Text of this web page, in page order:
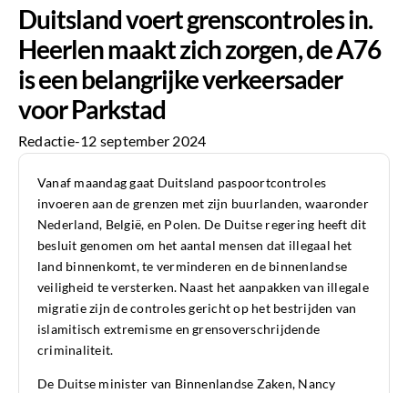
Duitsland voert grenscontroles in.
Heerlen maakt zich zorgen, de A76
is een belangrijke verkeersader
voor Parkstad
Redactie-12 september 2024
Vanaf maandag gaat Duitsland paspoortcontroles
invoeren aan de grenzen met zijn buurlanden, waaronder
Nederland, België, en Polen. De Duitse regering heeft dit
besluit genomen om het aantal mensen dat illegaal het
land binnenkomt, te verminderen en de binnenlandse
veiligheid te versterken. Naast het aanpakken van illegale
migratie zijn de controles gericht op het bestrijden van
islamitisch extremisme en grensoverschrijdende
criminaliteit.
De Duitse minister van Binnenlandse Zaken, Nancy